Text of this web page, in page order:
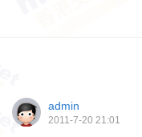
admin
2011-7-20 21:01